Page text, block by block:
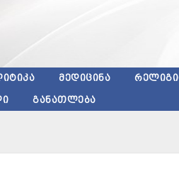
ᲛᲔᲓᲘᲪᲘᲜᲐ
ᲒᲐᲜᲐᲗᲚᲔᲑᲐ